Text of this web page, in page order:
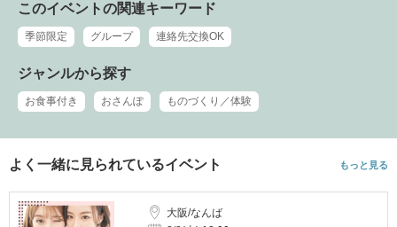
このイベントの関連キーワード
季節限定 グループ 連絡先交換OK
ジャンルから探す
お食事付き おさんぽ ものづくり／体験
よく一緒に見られているイベント もっと見る
大阪/なんば